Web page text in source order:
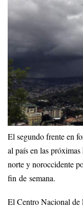
El segundo frente en
al país en las
norte y noroccidente
fin de semana.
El Centro Nacional de